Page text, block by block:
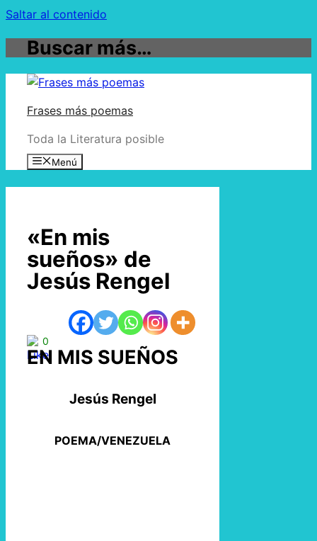
Saltar al contenido
Buscar más…
Frases más poemas
Toda la Literatura posible
Menú
«En mis
sueños» de
Jesús Rengel
0
EN MIS SUEÑOS
Jesús Rengel
POEMA/VENEZUELA